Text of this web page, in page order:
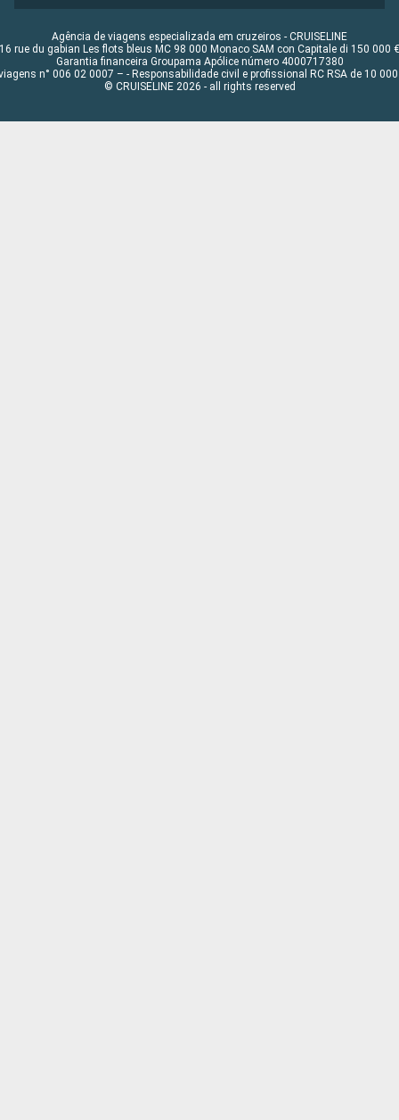
Agência de viagens especializada em cruzeiros - CRUISELINE
16 rue du gabian Les flots bleus MC 98 000 Monaco SAM con Capitale di 150 000 €
Garantia financeira Groupama Apólice número 4000717380
n° 006 02 0007 – - Responsabilidade civil e profissional RC RSA de 10 000
© CRUISELINE 2026 - all rights reserved